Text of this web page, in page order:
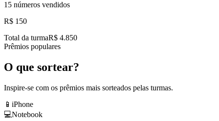
15 números vendidos
R$ 150
Total da turmaR$ 4.850
Prêmios populares
O que sortear?
Inspire-se com os prêmios mais sorteados pelas turmas.
📱 iPhone
💻Notebook